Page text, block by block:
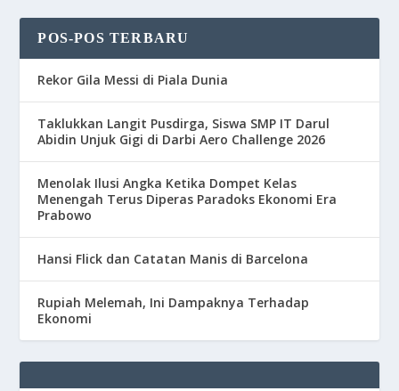
POS-POS TERBARU
Rekor Gila Messi di Piala Dunia
Taklukkan Langit Pusdirga, Siswa SMP IT Darul
Abidin Unjuk Gigi di Darbi Aero Challenge 2026
Menolak Ilusi Angka Ketika Dompet Kelas
Menengah Terus Diperas Paradoks Ekonomi Era
Prabowo
Hansi Flick dan Catatan Manis di Barcelona
Rupiah Melemah, Ini Dampaknya Terhadap
Ekonomi